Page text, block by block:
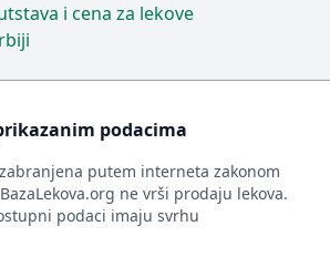
i cena za lekove
podacima
putem interneta zakonom
ne vrši prodaju lekova.
podaci imaju svrhu